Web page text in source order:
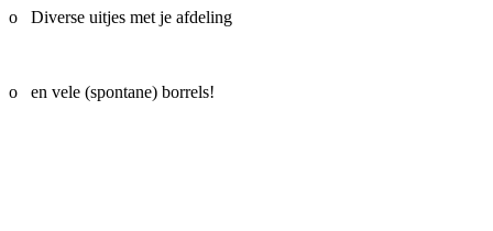
o Diverse uitjes met je afdeling
o en vele (spontane) borrels!